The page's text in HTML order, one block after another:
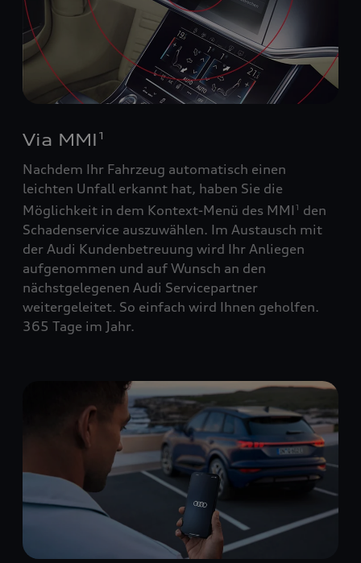
Via MMI 1
Nachdem Ihr Fahrzeug automatisch einen
leichten Unfall erkannt hat, haben Sie die
Möglichkeit in dem Kontext-Menü des MMI 1
den
Schadenservice auszuwählen. Im Austausch mit
der Audi Kundenbetreuung wird Ihr Anliegen
aufgenommen und auf Wunsch an den
nächstgelegenen Audi Servicepartner
weitergeleitet. So einfach wird Ihnen geholfen.
365 Tage im Jahr.